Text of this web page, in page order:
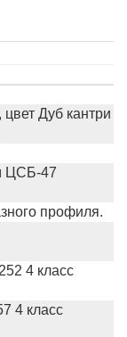
Дуб кантри
ЦСБ-47
профиля.
4 класс
4 класс